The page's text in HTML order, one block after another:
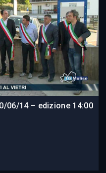
06/14 – edizione 14:00